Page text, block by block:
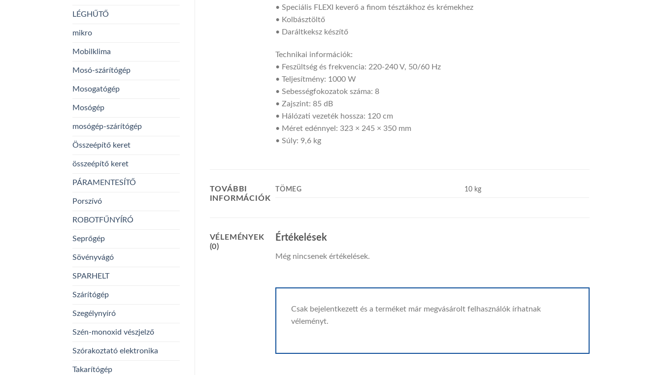
LÉGHŰTŐ
mikro
Mobilklima
Mosó-szárítógép
Mosogatógép
Mosógép
mosógép-szárítógép
Összeépítő keret
összeépítő keret
PÁRAMENTESÍTŐ
Porszívó
ROBOTFŰNYÍRÓ
Seprőgép
Sövényvágó
SPARHELT
Szárítógép
Szegélynyíró
Szén-monoxid vészjelző
Szórakoztató elektronika
Takarítógép
• Speciális FLEXI keverő a finom tésztákhoz és krémekhez
• Kolbásztöltő
• Daráltkeksz készítő
Technikai információk:
• Feszültség és frekvencia: 220-240 V, 50/60 Hz
• Teljesítmény: 1000 W
• Sebességfokozatok száma: 8
• Zajszint: 85 dB
• Hálózati vezeték hossza: 120 cm
• Méret edénnyel: 323 × 245 × 350 mm
• Súly: 9,6 kg
TOVÁBBI
INFORMÁCIÓK
TÖMEG 10 kg
VÉLEMÉNYEK
(0)
Értékelések
Még nincsenek értékelések.
Csak bejelentkezett és a terméket már megvásárolt felhasználók írhatnak
véleményt.